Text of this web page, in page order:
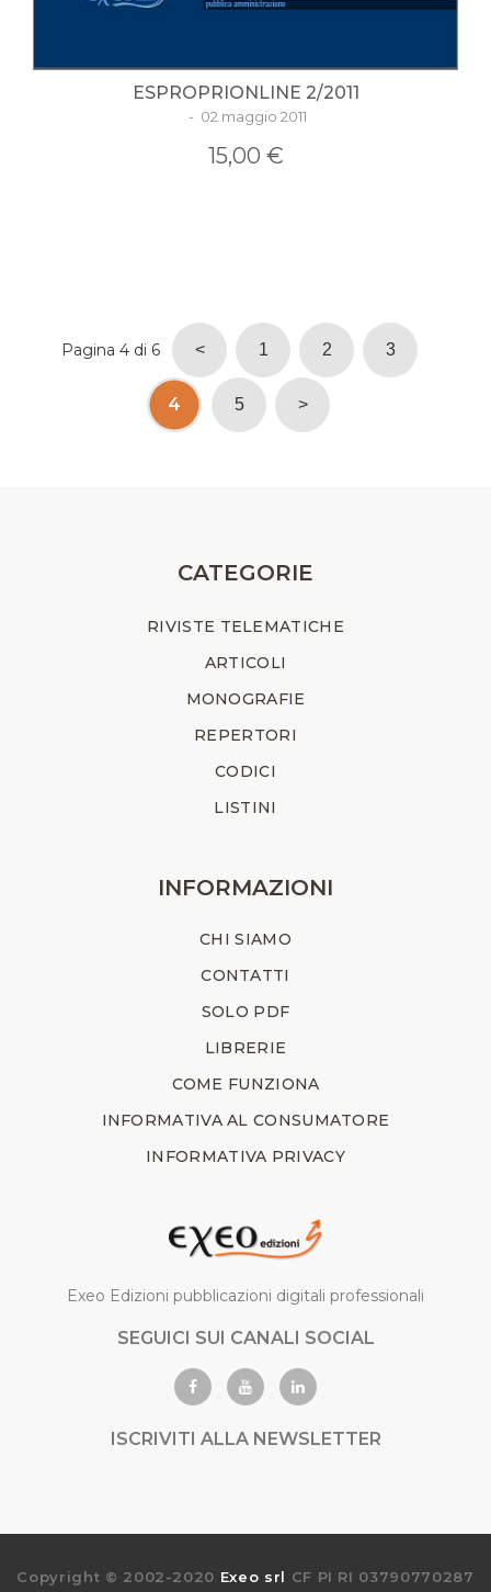
ESPROPRIONLINE 2/2011
- 02 maggio 2011
15,00 €
Pagina 4 di 6 < 1 2 3
4 5 >
CATEGORIE
RIVISTE TELEMATICHE
ARTICOLI
MONOGRAFIE
REPERTORI
CODICI
LISTINI
INFORMAZIONI
CHI SIAMO
CONTATTI
SOLO PDF
LIBRERIE
COME FUNZIONA
INFORMATIVA AL CONSUMATORE
INFORMATIVA PRIVACY
Exeo Edizioni pubblicazioni digitali professionali
SEGUICI SUI CANALI SOCIAL
ISCRIVITI ALLA NEWSLETTER
Copyright © 2002-2020 Exeo srl CF PI RI 03790770287